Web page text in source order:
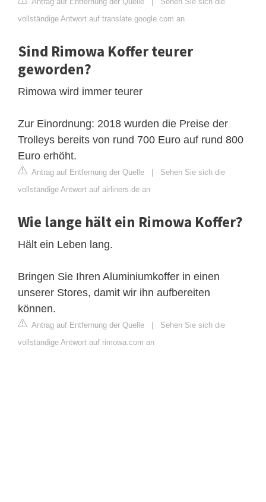
vollständige Antwort auf translate.google.com an
Sind Rimowa Koffer teurer
geworden?
Rimowa wird immer teurer
Zur Einordnung: 2018 wurden die Preise der
Trolleys bereits von rund 700 Euro auf rund 800
Euro erhöht.
Antrag auf Entfernung der Quelle | Sehen Sie sich die
vollständige Antwort auf airliners.de an
Wie lange hält ein Rimowa Koffer?
Hält ein Leben lang.
Bringen Sie Ihren Aluminiumkoffer in einen
unserer Stores, damit wir ihn aufbereiten
können.
Antrag auf Entfernung der Quelle | Sehen Sie sich die
vollständige Antwort auf rimowa.com an